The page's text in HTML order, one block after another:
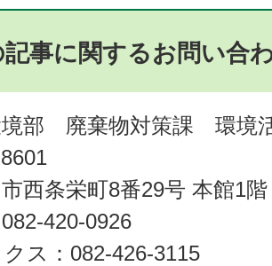
記事に関するお問い合
境部 廃棄物対策課 環境
西条栄町8番29号 本館1階
420-0926
ス：082-426-3115